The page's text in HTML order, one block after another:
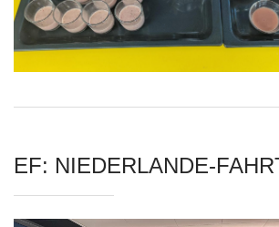
EF: NIEDERLANDE-